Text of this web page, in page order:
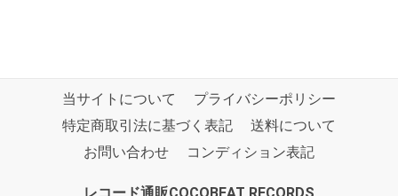
当サイトについて
プライバシーポリシー
特定商取引法に基づく表記
送料について
お問い合わせ
コンディション表記